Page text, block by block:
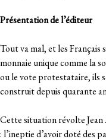
Présentation de l’éditeur
Tout va mal, et les Français
monnaie unique comme la
ou le vote protestataire, ils
construit depuis quarante
Cette situation révolte Jean
: l’ineptie d’avoir doté des